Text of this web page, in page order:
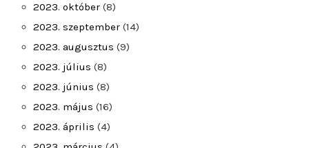
2023. október (8)
2023. szeptember (14)
2023. augusztus (9)
2023. július (8)
2023. június (8)
2023. május (16)
2023. április (4)